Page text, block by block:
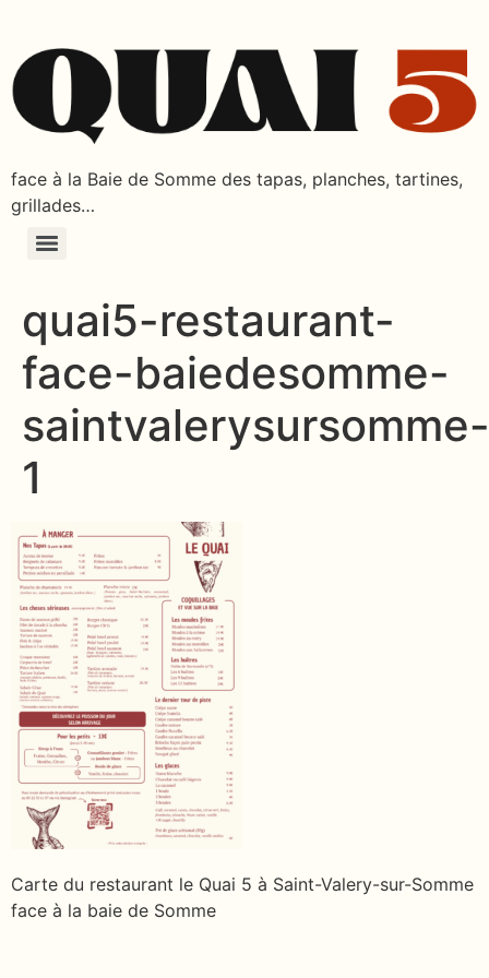
face à la Baie de Somme des tapas, planches, tartines,
grillades…
quai5-restaurant-
face-baiedesomme-
saintvalerysursomme-
1
Carte du restaurant le Quai 5 à Saint-Valery-sur-Somme
face à la baie de Somme